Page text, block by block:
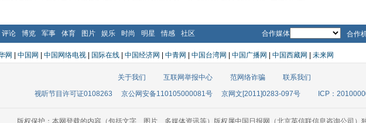
评论 博览 军事 体育 图片 娱乐 时尚 明星 情感 社区 合作媒体 合作
网 | 中国网 | 中国网络电视 | 国际在线 | 中国经济网 | 中青网 | 中国台湾网 | 中国广播网 | 中国西藏网 | 未来网
关于我们 互联网举报中心 范网络诈骗
联系我们
视听节目许可证0108263
京公网安备110105000081号 京网文[2011]0283-097号 ICP：
版权保护：本网登载的内容（包括文字、图片、多媒体资讯等）版权属中国日报网（北京英信联信息咨询公司）